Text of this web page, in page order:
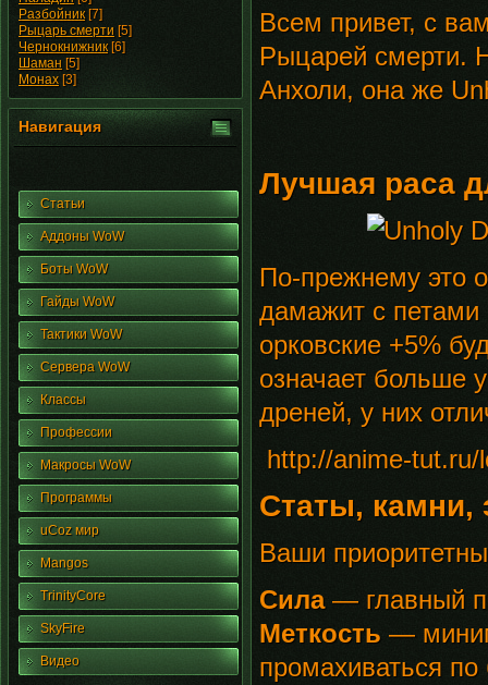
Разбойник [7]
Рыцарь смерти [5]
Чернокнижник [6]
Шаман [5]
Монах [3]
Навигация
Статьи
Аддоны WoW
Боты WoW
Гайды WoW
Тактики WoW
Сервера WoW
Классы
Профессии
Макросы WoW
Программы
uCoz мир
Mangos
TrinityCore
SkyFire
Видео
Всем привет, с
Рыцарей смерти.
Анхоли, она же
Лучшая раса
По-прежнему это
дамажит с петами
орковские +5%
означает больше
дреней, у них
http://anime-tut.ru/
Статы, камни,
Ваши
Сила— главный
Меткость —
промахиваться